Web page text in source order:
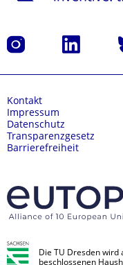
Instagram LinkedIn
Kontakt
Impressum
Datenschutz
Transparenzgesetz
Barrierefreiheit
Die TU Dresden wird
beschlossenen